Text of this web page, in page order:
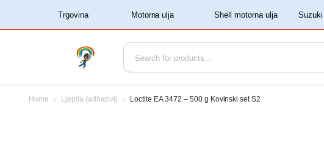
‏‏‎ ‏‏‎ ‎‎Trgovina‏‏‎ ‎ ‏‏‎ ‎Shell motorna ulja‏‏‎ ‎
Home Ljepila (adhezivi) Loctite EA 3472 – 500 g Kovinski set S2